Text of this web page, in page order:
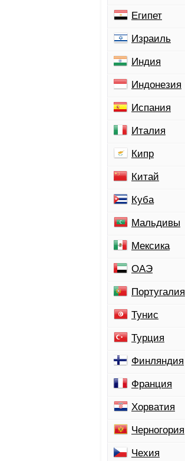
Египет
Израиль
Индия
Индонезия
Испания
Италия
Кипр
Китай
Куба
Мальдивы
Мексика
ОАЭ
Португалия
Тунис
Турция
Финляндия
Франция
Хорватия
Черногория
Чехия